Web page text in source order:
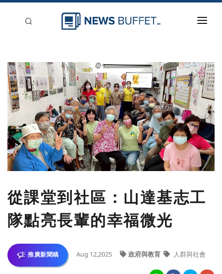
新聞稿分類
登入
從課堂到社區：山達基志工
隊點亮長輩的幸福微光
推廣新聞稿 Aug 12,2025 政府與教育 人群與社會